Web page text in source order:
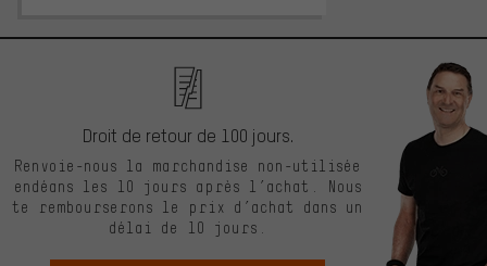
Droit de retour de 100 jours.
Renvoie-nous la marchandise non-utilisée
endéans les 10 jours après l’achat. Nous
te rembourserons le prix d’achat dans un
délai de 10 jours.